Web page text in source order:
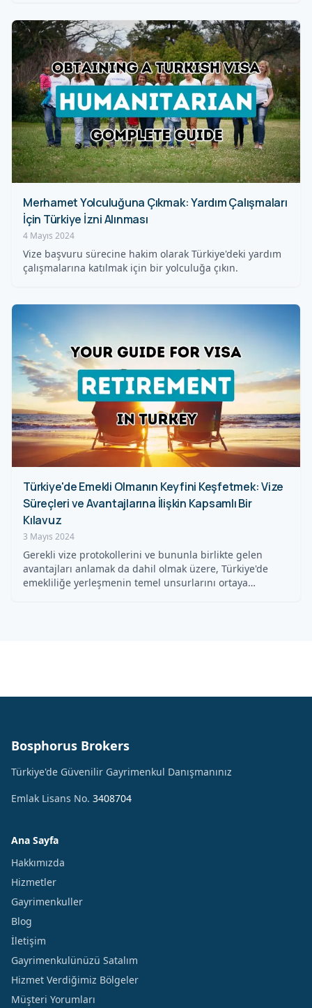
Merhamet Yolculuğuna Çıkmak: Yardım Çalışmaları
İçin Türkiye İzni Alınması
4 Mayıs 2024
Vize başvuru sürecine hakim olarak Türkiye'deki yardım
çalışmalarına katılmak için bir yolculuğa çıkın.
Türkiye'de Emekli Olmanın Keyfini Keşfetmek: Vize
Süreçleri ve Avantajlarına İlişkin Kapsamlı Bir
Kılavuz
3 Mayıs 2024
Gerekli vize protokollerini ve bununla birlikte gelen
avantajları anlamak da dahil olmak üzere, Türkiye'de
emekliliğe yerleşmenin temel unsurlarını ortaya…
Bosphorus Brokers
Türkiye'de Güvenilir Gayrimenkul Danışmanınız
Emlak Lisans No. 3408704
Ana Sayfa
Hakkımızda
Hizmetler
Gayrimenkuller
Blog
İletişim
Gayrimenkulünüzü Satalım
Hizmet Verdiğimiz Bölgeler
Müşteri Yorumları